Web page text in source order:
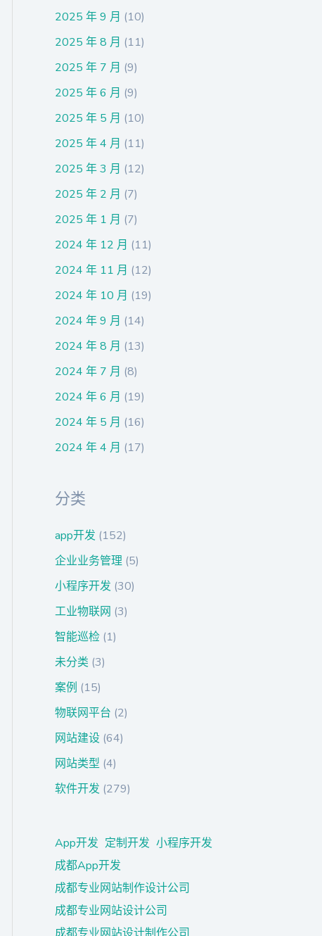
2025 年 9 月 (10)
2025 年 8 月 (11)
2025 年 7 月 (9)
2025 年 6 月 (9)
2025 年 5 月 (10)
2025 年 4 月 (11)
2025 年 3 月 (12)
2025 年 2 月 (7)
2025 年 1 月 (7)
2024 年 12 月 (11)
2024 年 11 月 (12)
2024 年 10 月 (19)
2024 年 9 月 (14)
2024 年 8 月 (13)
2024 年 7 月 (8)
2024 年 6 月 (19)
2024 年 5 月 (16)
2024 年 4 月 (17)
分类
app开发 (152)
企业业务管理 (5)
小程序开发 (30)
工业物联网 (3)
智能巡检 (1)
未分类 (3)
案例 (15)
物联网平台 (2)
网站建设 (64)
网站类型 (4)
软件开发 (279)
App开发 定制开发 小程序开发
成都App开发
成都专业网站制作设计公司
成都专业网站设计公司